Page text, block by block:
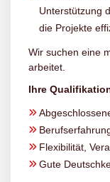
Unterstützung
die Projekte
Wir suchen eine
arbeitet.
Ihre
Flexibilität,
Gute